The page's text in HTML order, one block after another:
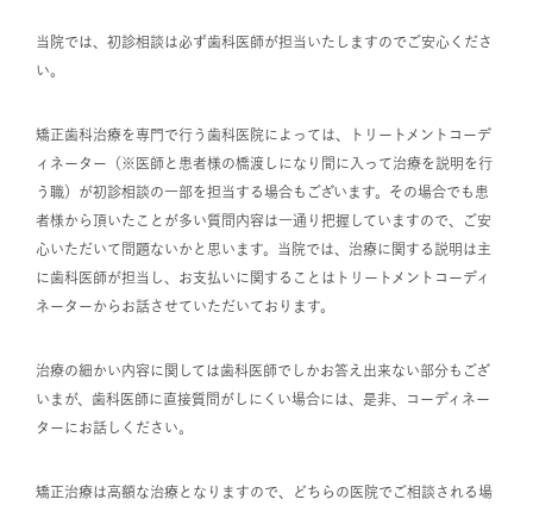
当院では、初診相談は必ず歯科医師が担当いたしますのでご安心くださ
い。
矯正歯科治療を専門で行う歯科医院によっては、トリートメントコーデ
ィネーター（※医師と患者様の橋渡しになり間に入って治療を説明を行
う職）が初診相談の一部を担当する場合もございます。その場合でも患
者様から頂いたことが多い質問内容は一通り把握していますので、ご安
心いただいて問題ないかと思います。当院では、治療に関する説明は主
に歯科医師が担当し、お支払いに関することはトリートメントコーディ
ネーターからお話させていただいております。
治療の細かい内容に関しては歯科医師でしかお答え出来ない部分もござ
いまが、歯科医師に直接質問がしにくい場合には、是非、コーディネー
ターにお話しください。
矯正治療は高額な治療となりますので、どちらの医院でご相談される場